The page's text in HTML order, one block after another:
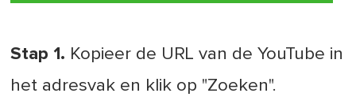
Stap 1. Kopieer de URL van de YouTube in
het adresvak en klik op "Zoeken".